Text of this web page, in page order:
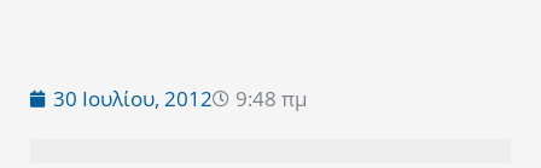
30 Ιουλίου, 2012 9:48 πμ